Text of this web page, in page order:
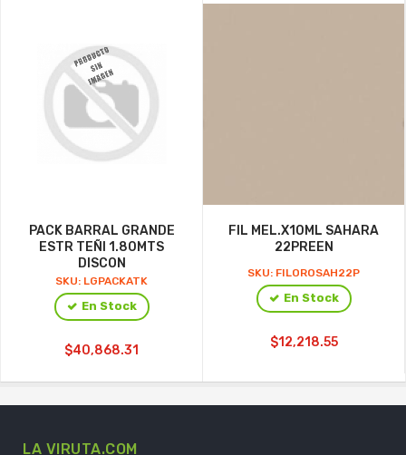
PACK BARRAL GRANDE
ESTR TEÑI 1.80MTS
DISCON
SKU: LGPACKATK
En Stock
$40,868.31
FIL MEL.X10ML SAHARA
22PREEN
SKU: FILOROSAH22P
En Stock
$12,218.55
LA VIRUTA.COM